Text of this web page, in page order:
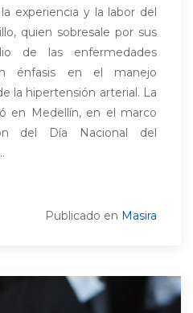
experiencia y la labor del
quien sobresale por sus
de las enfermedades
énfasis en el manejo
la hipertensión arterial. La
en Medellín, en el marco
del Día Nacional del
Publicado en Masira